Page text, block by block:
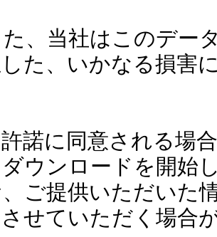
、当社はこのデー
た、いかなる損害
諾に同意される場
ウンロードを開始
ご提供いただいた
せていただく場合